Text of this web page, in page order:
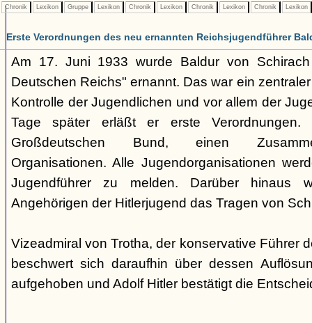
Chronik Lexikon Gruppe Lexikon Chronik Lexikon Chronik Lexikon Chronik Lexikon
Erste Verordnungen des neu ernannten Reichsjugendführer
Am 17. Juni 1933 wurde Baldur von
Deutschen Reichs" ernannt. Das war ein
Kontrolle der Jugendlichen und vor allem der
Tage später erläßt er erste
Großdeutschen Bund, einen
Organisationen. Alle Jugendorganisationen
Jugendführer zu melden. Darüber
Angehörigen der Hitlerjugend das Tragen von
Vizeadmiral von Trotha, der konservative Führer
beschwert sich daraufhin über dessen
aufgehoben und Adolf Hitler bestätigt die